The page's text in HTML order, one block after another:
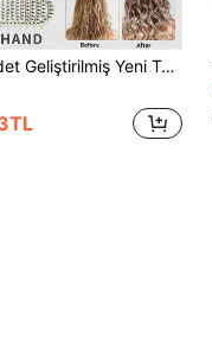
Saç Tarağı, Tüm Saç Tiplerine Uygun, Saç Dökülmesini, Çekilmeyi ve Dolaşmayı Azaltan, Kadın ve Erkekler İçin Uygun, Kolayca Kıvırcık Saç Oluşturma, Saç Bakım Ürünü, Kuaför Salonu, Günlük Kullanım, Okula Dönüş, Temel Seyahat Gereçleri ve Diğer Durumlar İçin Uygun